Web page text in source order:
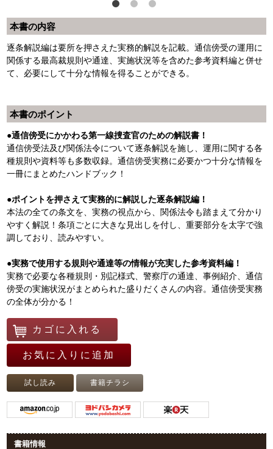
本書の内容
逐条解説編は要所を押さえた実務的解説を記載。通信傍受の運用に
関係する最高裁規則や通達、実施状況等を含めた参考資料編と併せ
て、必要にして十分な情報を得ることができる。
本書のポイント
●通信傍受にかかわる第一線捜査官のための解説書！
通信傍受法及び関係法令について逐条解説を施し、運用に関する各
種規則や資料等も多数収録。通信傍受実務に必要かつ十分な情報を
一冊にまとめたハンドブック！
●ポイントを押さえて実務的に解説した逐条解説編！
本法の全ての条文を、実務の視点から、関係法令も踏まえて分かり
やすく解説！条項ごとに大きな見出しを付し、重要部分を太字で強
調しており、読みやすい。
●実務で使用する規則や通達等の情報が充実した参考資料編！
実務で必要な各種規則・別記様式、警察庁の通達、事例紹介、通信
傍受の実施状況がまとめられた盛りだくさんの内容。通信傍受実務
の全体が分かる！
カゴに入れる
お気に入りに追加
試し読み 書籍チラシ
書籍情報